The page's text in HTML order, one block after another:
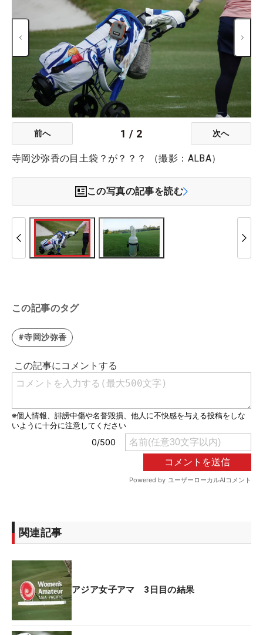
前へ 1 / 2 次へ
寺岡沙弥香の目土袋？が？？？ （撮影：ALBA）
この写真の記事を読む
この記事のタグ
#寺岡沙弥香
関連記事
アジア女子アマ 3日目の結果